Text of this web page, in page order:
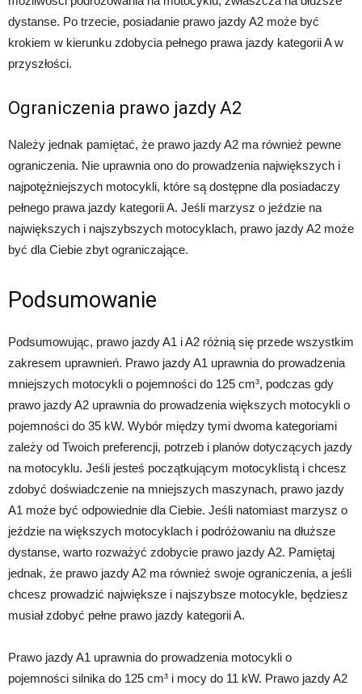
dystanse. Po trzecie, posiadanie prawo jazdy A2 może być
krokiem w kierunku zdobycia pełnego prawa jazdy kategorii A w
przyszłości.
Ograniczenia prawo jazdy A2
Należy jednak pamiętać, że prawo jazdy A2 ma również pewne
ograniczenia. Nie uprawnia ono do prowadzenia największych i
najpotężniejszych motocykli, które są dostępne dla posiadaczy
pełnego prawa jazdy kategorii A. Jeśli marzysz o jeździe na
największych i najszybszych motocyklach, prawo jazdy A2 może
być dla Ciebie zbyt ograniczające.
Podsumowanie
Podsumowując, prawo jazdy A1 i A2 różnią się przede wszystkim
zakresem uprawnień. Prawo jazdy A1 uprawnia do prowadzenia
mniejszych motocykli o pojemności do 125 cm³, podczas gdy
prawo jazdy A2 uprawnia do prowadzenia większych motocykli o
pojemności do 35 kW. Wybór między tymi dwoma kategoriami
zależy od Twoich preferencji, potrzeb i planów dotyczących jazdy
na motocyklu. Jeśli jesteś początkującym motocyklistą i chcesz
zdobyć doświadczenie na mniejszych maszynach, prawo jazdy
A1 może być odpowiednie dla Ciebie. Jeśli natomiast marzysz o
jeździe na większych motocyklach i podróżowaniu na dłuższe
dystanse, warto rozważyć zdobycie prawo jazdy A2. Pamiętaj
jednak, że prawo jazdy A2 ma również swoje ograniczenia, a jeśli
chcesz prowadzić największe i najszybsze motocykle, będziesz
musiał zdobyć pełne prawo jazdy kategorii A.
Prawo jazdy A1 uprawnia do prowadzenia motocykli o
pojemności silnika do 125 cm³ i mocy do 11 kW. Prawo jazdy A2